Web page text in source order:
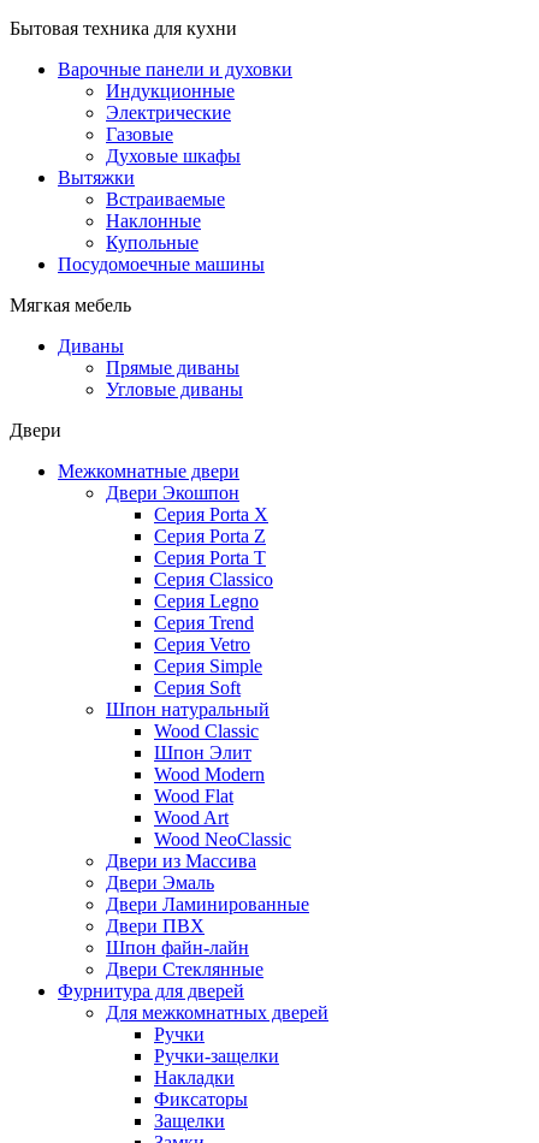
Бытовая техника для кухни
Варочные панели и духовки
Индукционные
Электрические
Газовые
Духовые шкафы
Вытяжки
Встраиваемые
Наклонные
Купольные
Посудомоечные машины
Мягкая мебель
Диваны
Прямые диваны
Угловые диваны
Двери
Межкомнатные двери
Двери Экошпон
Серия Porta X
Серия Porta Z
Серия Porta T
Серия Classico
Серия Legno
Серия Trend
Серия Vetro
Серия Simple
Серия Soft
Шпон натуральный
Wood Classic
Шпон Элит
Wood Modern
Wood Flat
Wood Art
Wood NeoClassic
Двери из Массива
Двери Эмаль
Двери Ламинированные
Двери ПВХ
Шпон файн-лайн
Двери Стеклянные
Фурнитура для дверей
Для межкомнатных дверей
Ручки
Ручки-защелки
Накладки
Фиксаторы
Защелки